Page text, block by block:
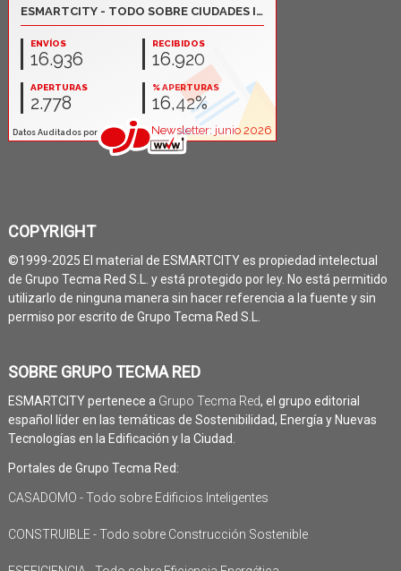
COPYRIGHT
©1999-2025 El material de ESMARTCITY es propiedad intelectual
de Grupo Tecma Red S.L. y está protegido por ley. No está permitido
utilizarlo de ninguna manera sin hacer referencia a la fuente y sin
permiso por escrito de Grupo Tecma Red S.L.
SOBRE GRUPO TECMA RED
ESMARTCITY pertenece a Grupo Tecma Red, el grupo editorial
español líder en las temáticas de Sostenibilidad, Energía y Nuevas
Tecnologías en la Edificación y la Ciudad.
Portales de Grupo Tecma Red:
CASADOMO - Todo sobre Edificios Inteligentes
CONSTRUIBLE - Todo sobre Construcción Sostenible